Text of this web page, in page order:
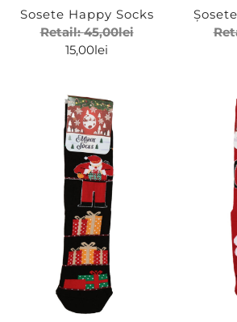
Sosete Happy Socks
Retail:45,00lei
15,00lei